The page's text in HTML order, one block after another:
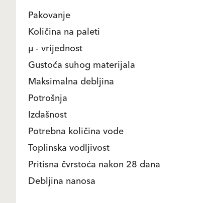
Pakovanje
Količina na paleti
μ - vrijednost
Gustoća suhog materijala
Maksimalna debljina
Potrošnja
Izdašnost
Potrebna količina vode
Toplinska vodljivost
Pritisna čvrstoća nakon 28 dana
Debljina nanosa